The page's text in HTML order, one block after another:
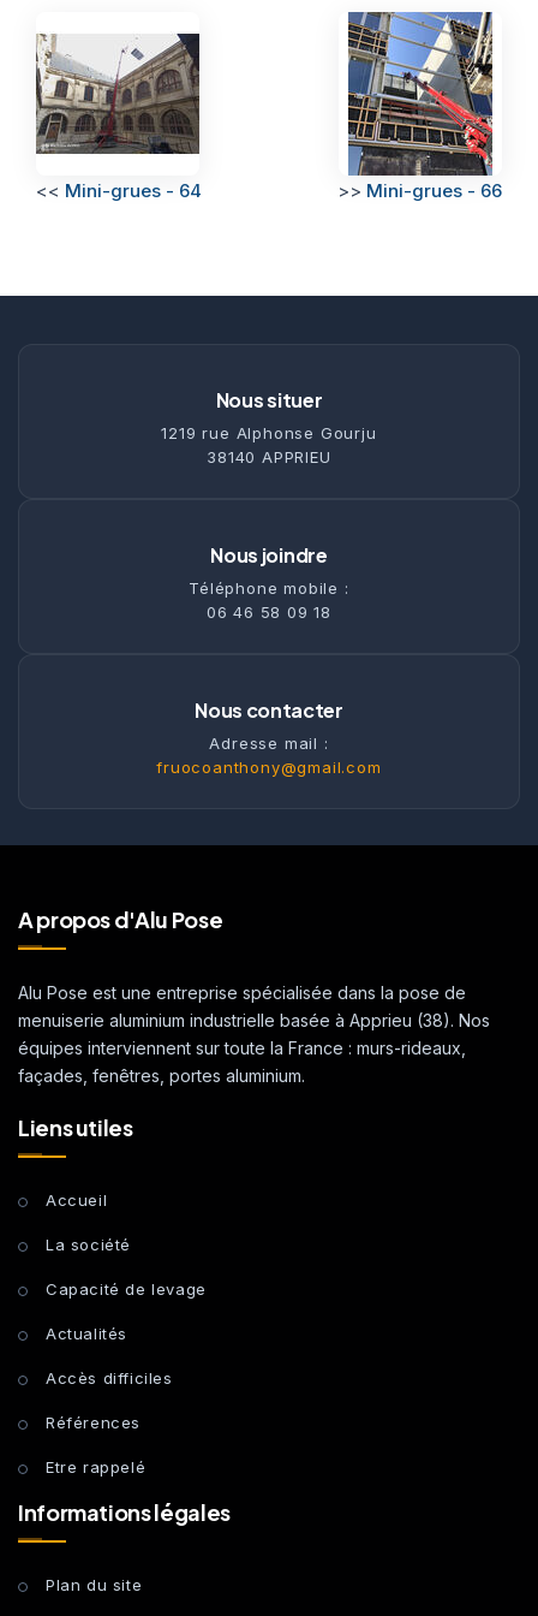
<< Mini-grues - 64 >> Mini-grues - 66
Nous situer
1219 rue Alphonse Gourju
38140 APPRIEU
Nous joindre
Téléphone mobile :
06 46 58 09 18
Nous contacter
Adresse mail :
fruocoanthony@gmail.com
A propos d'Alu Pose
Alu Pose est une entreprise spécialisée dans la pose de
menuiserie aluminium industrielle basée à Apprieu (38). Nos
équipes interviennent sur toute la France : murs-rideaux,
façades, fenêtres, portes aluminium.
Liens utiles
Accueil
La société
Capacité de levage
Actualités
Accès difficiles
Références
Etre rappelé
Informations légales
Plan du site